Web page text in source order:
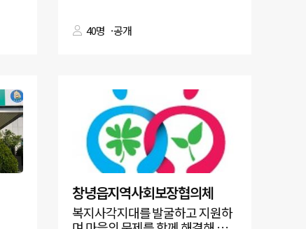
40명 공개
창녕읍지역사회보장협의체
복지사각지대를 발굴하고 지원하